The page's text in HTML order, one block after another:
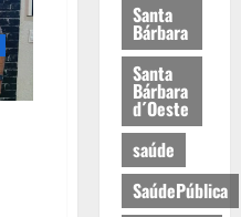
Santa
Bárbara
Santa
Bárbara
d´Oeste
saúde
SaúdePública